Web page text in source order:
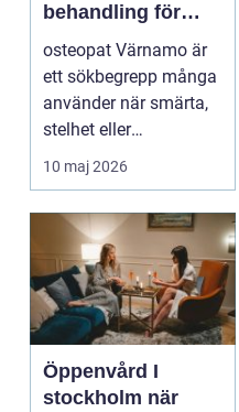
behandling för
minskad smärta
och Ökad rörlighet
osteopat Värnamo är
ett sökbegrepp många
använder när smärta,
stelhet eller
återkommande värk
10 maj 2026
Öppenvård I
stockholm när